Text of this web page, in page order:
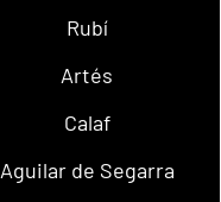
Rubí
Artés
Calaf
Aguilar de Segarra